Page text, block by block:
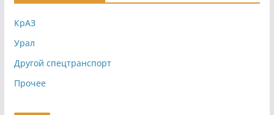
КрАЗ
Урал
Другой спецтранспорт
Прочее